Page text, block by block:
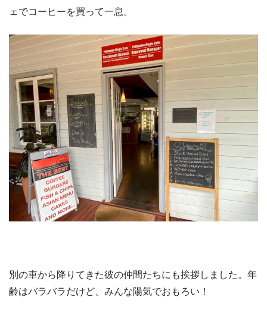
ェでコーヒーを買って一息。
別の車から降りてきた彼の仲間たちにも挨拶しました。年
齢はバラバラだけど、みんな陽気でおもろい！